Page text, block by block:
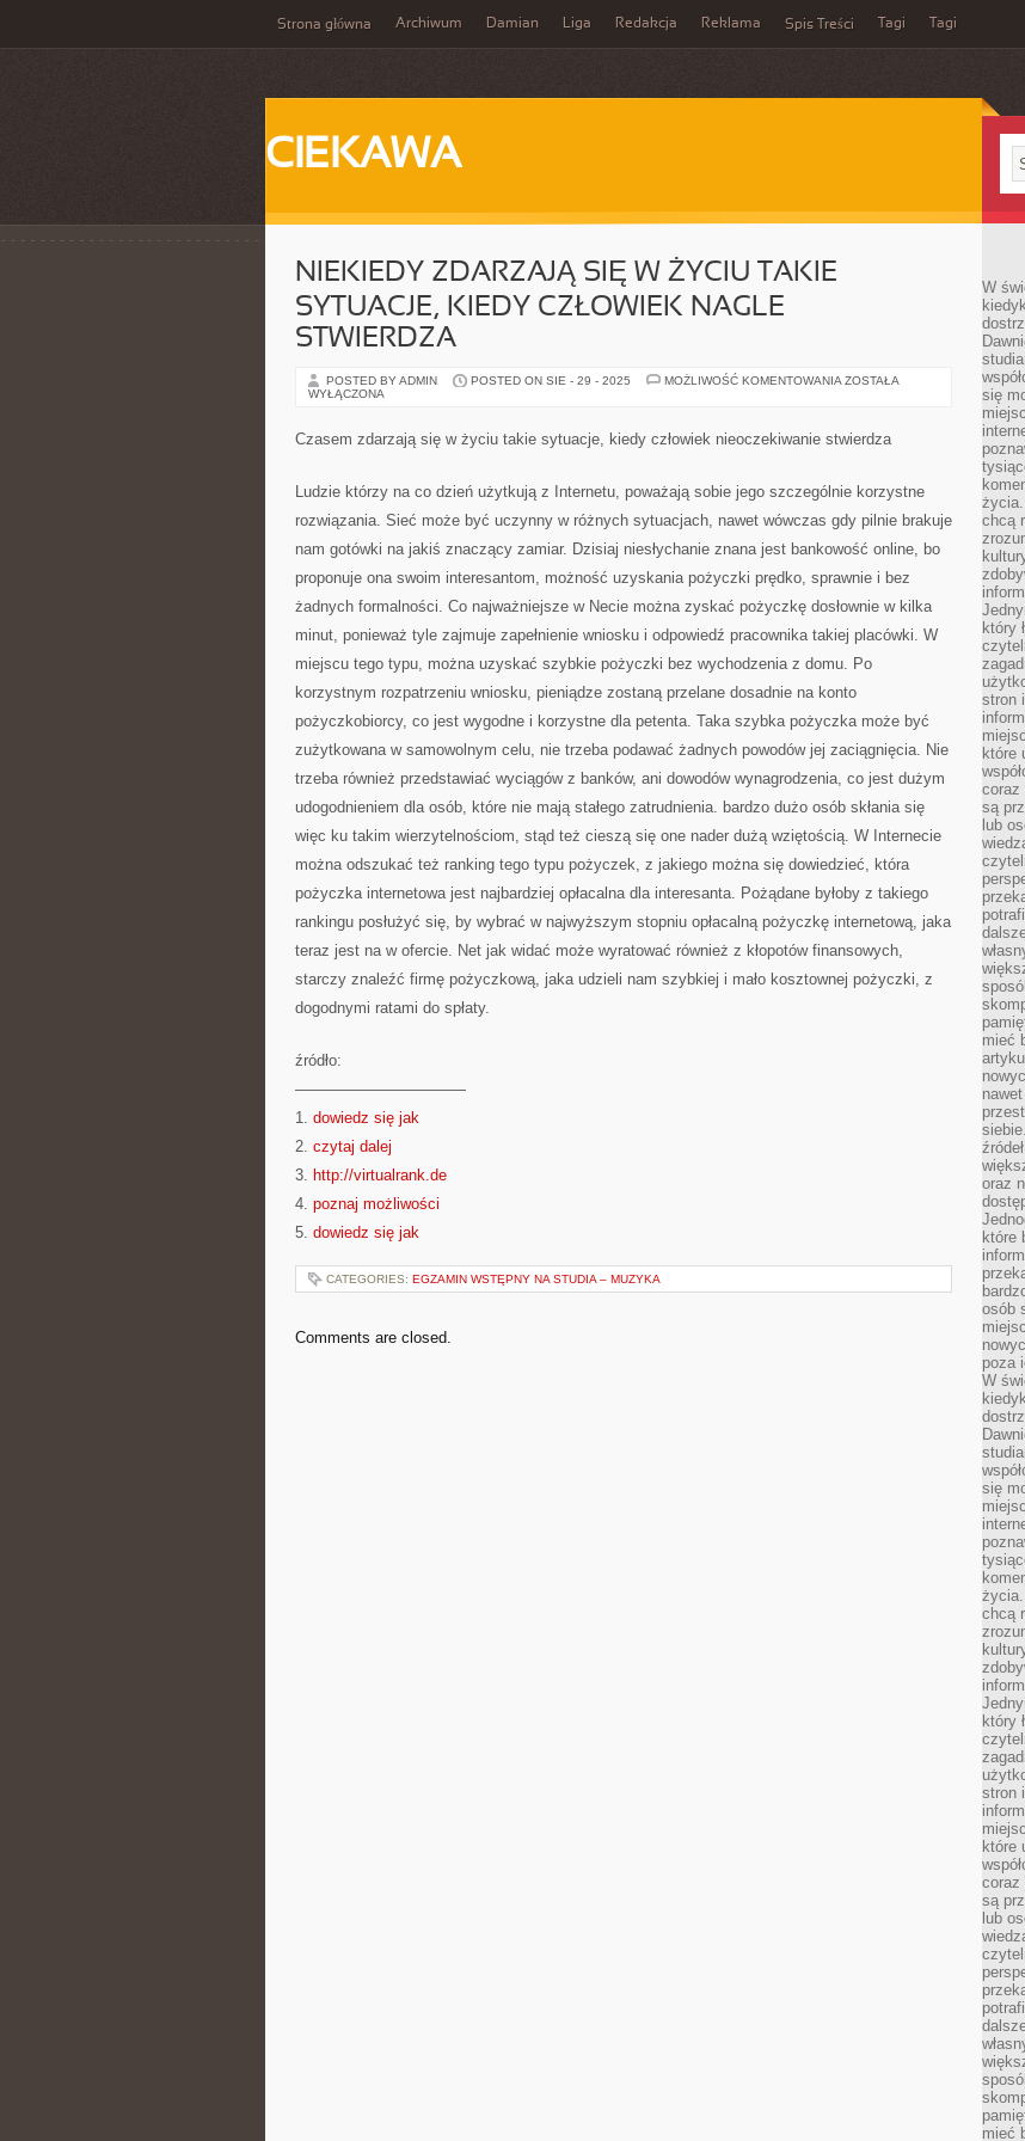
Strona główna Archiwum Damian Liga Redakcja Reklama Spis Treści Tagi Tagi
CIEKAWA
NIEKIEDY ZDARZAJĄ SIĘ W ŻYCIU TAKIE
SYTUACJE, KIEDY CZŁOWIEK NAGLE
STWIERDZA
POSTED BY ADMIN POSTED ON SIE - 29 - 2025 MOŻLIWOŚĆ KOMENTOWANIA NIEKIEDY
ŻYCIU
TAKIE
CZŁOWIEK
NAGLE
ZOSTAŁA
WYŁĄCZONA
Czasem zdarzają się w życiu takie sytuacje, kiedy człowiek nieoczekiwanie stwierdza
Ludzie którzy na co dzień użytkują z Internetu, poważają sobie jego szczególnie korzystne
rozwiązania. Sieć może być uczynny w różnych sytuacjach, nawet wówczas gdy pilnie brakuje
nam gotówki na jakiś znaczący zamiar. Dzisiaj niesłychanie znana jest bankowość online, bo
proponuje ona swoim interesantom, możność uzyskania pożyczki prędko, sprawnie i bez
żadnych formalności. Co najważniejsze w Necie można zyskać pożyczkę dosłownie w kilka
minut, ponieważ tyle zajmuje zapełnienie wniosku i odpowiedź pracownika takiej placówki. W
miejscu tego typu, można uzyskać szybkie pożyczki bez wychodzenia z domu. Po
korzystnym rozpatrzeniu wniosku, pieniądze zostaną przelane dosadnie na konto
pożyczkobiorcy, co jest wygodne i korzystne dla petenta. Taka szybka pożyczka może być
zużytkowana w samowolnym celu, nie trzeba podawać żadnych powodów jej zaciągnięcia. Nie
trzeba również przedstawiać wyciągów z banków, ani dowodów wynagrodzenia, co jest dużym
udogodnieniem dla osób, które nie mają stałego zatrudnienia. bardzo dużo osób skłania się
więc ku takim wierzytelnościom, stąd też cieszą się one nader dużą wziętością. W Internecie
można odszukać też ranking tego typu pożyczek, z jakiego można się dowiedzieć, która
pożyczka internetowa jest najbardziej opłacalna dla interesanta. Pożądane byłoby z takiego
rankingu posłużyć się, by wybrać w najwyższym stopniu opłacalną pożyczkę internetową, jaka
teraz jest na w ofercie. Net jak widać może wyratować również z kłopotów finansowych,
starczy znaleźć firmę pożyczkową, jaka udzieli nam szybkiej i mało kosztownej pożyczki, z
dogodnymi ratami do spłaty.
źródło:
———————————
1. dowiedz się jak
2. czytaj dalej
3. http://virtualrank.de
4. poznaj możliwości
5. dowiedz się jak
CATEGORIES: EGZAMIN WSTĘPNY NA STUDIA – MUZYKA
Comments are closed.
W
się
chcą
który
stron
które
coraz
są
lub
mieć
oraz
które
osób
poza
W
się
chcą
który
stron
które
coraz
są
lub
mieć